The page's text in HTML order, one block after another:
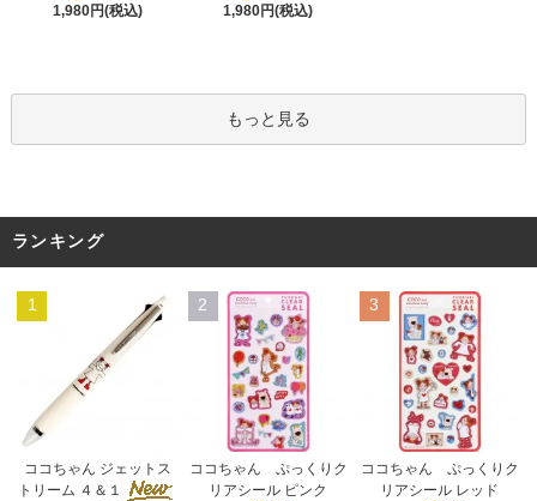
1,980円(税込) 1,980円(税込)
もっと見る
ランキング
1
ココちゃん ジェットス
トリーム ４＆１
2
ココちゃん ぷっくりク
リアシール ピンク
3
ココちゃん ぷっくりク
リアシール レッド